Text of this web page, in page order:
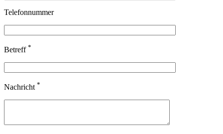
Telefonnummer
Betreff *
Nachricht *